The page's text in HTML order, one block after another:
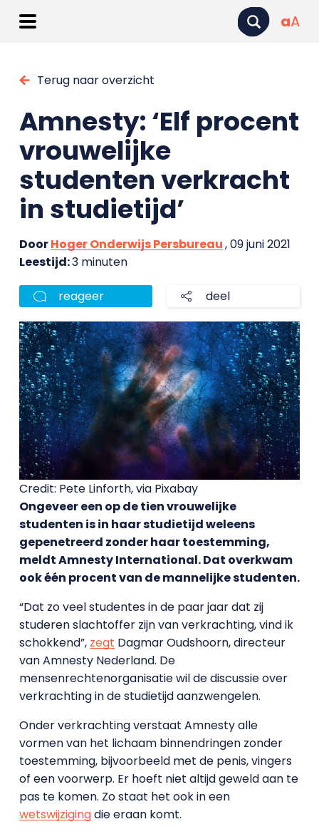
aA
Terug naar overzicht
Amnesty: ‘Elf procent
vrouwelijke
studenten verkracht
in studietijd’
DoorHoger Onderwijs Persbureau, 09 juni 2021
Leestijd:3 minuten
reageer deel
Credit: Pete Linforth, via Pixabay
Ongeveer een op de tien vrouwelijke
studenten is in haar studietijd weleens
gepenetreerd zonder haar toestemming,
meldt Amnesty International. Dat overkwam
ook één procent van de mannelijke studenten.
“Dat zo veel studentes in de paar jaar dat zij
studeren slachtoffer zijn van verkrachting, vind ik
schokkend”, zegt Dagmar Oudshoorn, directeur
van Amnesty Nederland. De
mensenrechtenorganisatie wil de discussie over
verkrachting in de studietijd aanzwengelen.
Onder verkrachting verstaat Amnesty alle
vormen van het lichaam binnendringen zonder
toestemming, bijvoorbeeld met de penis, vingers
of een voorwerp. Er hoeft niet altijd geweld aan te
pas te komen. Zo staat het ook in een
wetswijzigingdie eraan komt.